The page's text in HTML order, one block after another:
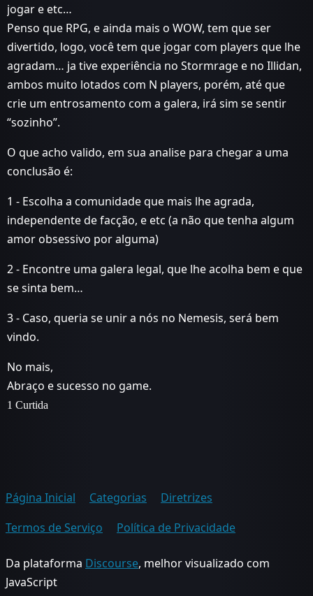
jogar e etc…
Penso que RPG, e ainda mais o WOW, tem que ser
divertido, logo, você tem que jogar com players que lhe
agradam… ja tive experiência no Stormrage e no Illidan,
ambos muito lotados com N players, porém, até que
crie um entrosamento com a galera, irá sim se sentir
“sozinho”.
O que acho valido, em sua analise para chegar a uma
conclusão é:
1 - Escolha a comunidade que mais lhe agrada,
independente de facção, e etc (a não que tenha algum
amor obsessivo por alguma)
2 - Encontre uma galera legal, que lhe acolha bem e que
se sinta bem…
3 - Caso, queria se unir a nós no Nemesis, será bem
vindo.
No mais,
Abraço e sucesso no game.
1 Curtida
Página Inicial Categorias
Diretrizes
Termos de Serviço
Política de Privacidade
Da plataforma Discourse, melhor visualizado com
JavaScript